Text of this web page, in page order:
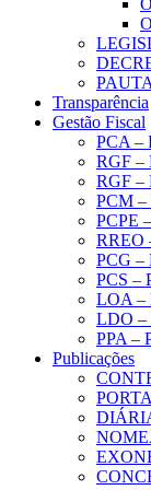
Transparência
Gestão Fiscal
PCA –
RGF –
RGF –
PCM
PCPE
RREO
PCG –
PCS –
LOA –
LDO –
PPA –
Publicações